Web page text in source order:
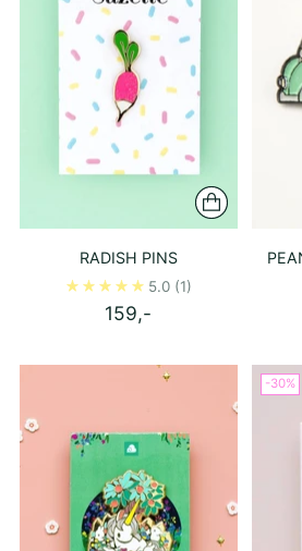
RADISH PINS
5.0 (1)
159,-
-30%